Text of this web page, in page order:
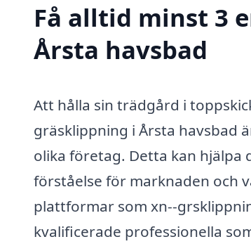
Få alltid minst 3
Årsta havsbad
Att hålla sin trädgård i
gräsklippning i Årsta havsbad
olika företag. Detta kan
förståelse för marknaden och
plattformar som xn--
kvalificerade professionella